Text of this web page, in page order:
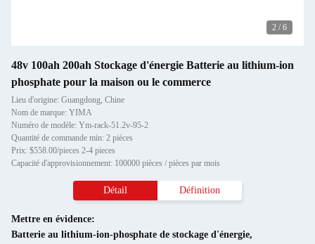
2 / 6
48v 100ah 200ah Stockage d'énergie Batterie au lithium-ion
phosphate pour la maison ou le commerce
Lieu d'origine: Guangdong, Chine
Nom de marque: YIMA
Numéro de modèle: Ym-rack-51.2v-95-2
Quantité de commande min: 2 pièces
Prix: $558.00/pieces 2-4 pieces
Capacité d'approvisionnement: 100000 pièces / pièces par mois
Détail Définition
Mettre en évidence:
Batterie au lithium-ion-phosphate de stockage d'énergie,